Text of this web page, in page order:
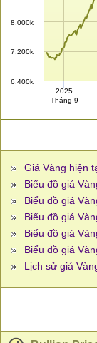
6.400k
7.200k
8.000k
2025
Tháng 9
Giá Vàng hiện
Biểu đồ giá
Biểu đồ giá
Biểu đồ giá
Biểu đồ giá
Biểu đồ giá
Lịch sử giá